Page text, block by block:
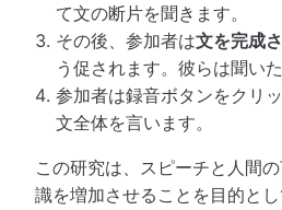
て文の断片を聞きます。
その後、参加者は文を完成
う促されます。彼らは聞い
参加者は録音ボタンをクリ
文全体を言います。
この研究は、スピーチと人間
識を増加させることを目的と